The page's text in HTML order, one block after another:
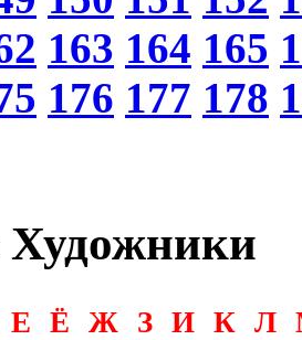
163 164 165
176 177 178
Е Ё Ж З И К Л